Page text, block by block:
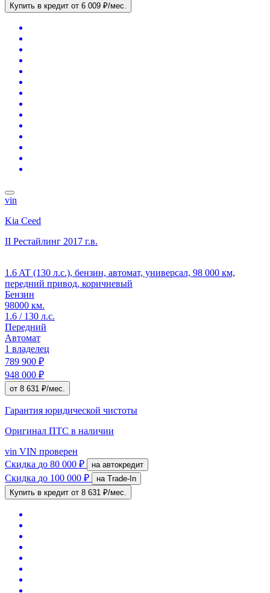
Купить в кредит от 6 009 ₽/мес.
vin
Kia Ceed
II Рестайлинг 2017 г.в.
1.6 AT (130 л.с.), бензин, автомат, универсал, 98 000 км,
передний привод, коричневый
Бензин
98000 км.
1.6 / 130 л.с.
Передний
Автомат
1 владелец
789 900 ₽
948 000 ₽
от 8 631 ₽/мес.
Гарантия юридической чистоты
Оригинал ПТС в наличии
vin VIN проверен
Скидка до 80 000 ₽ на автокредит
Скидка до 100 000 ₽
на Trade-In
Купить в кредит от 8 631 ₽/мес.